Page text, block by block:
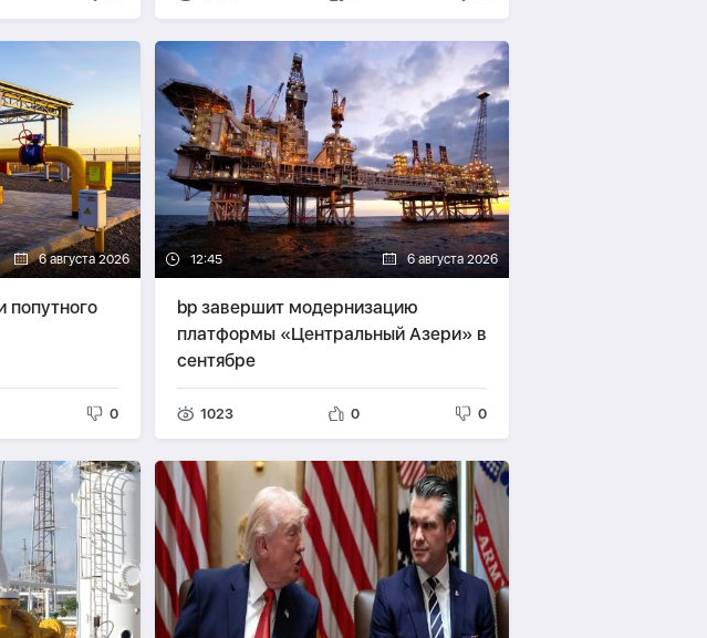
6 августа 2026
попутного
0
12:45 6 августа 2026
bp завершит модернизацию
платформы «Центральный Азери» в
сентябре
1023 0 0